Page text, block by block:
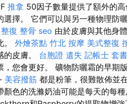
推拿 50因子數量提供了額外的
選擇。 它們可以與另一種物理防
整復 整骨 seo 由於皮膚與其他身
。 外燴茶點 竹北 按摩 美式整復
的皮膚。 台胞證 遺失 記帳士 套書
，您會更好。 礦物防曬霜的早期
美容撥筋 都是粉筆，很難散佈並
顏色的洗滌奶油可能是每天的每